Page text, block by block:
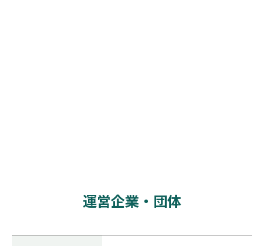
運営企業・団体